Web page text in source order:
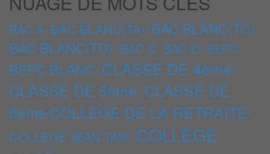
BAC A- BAC BLANC(TA)- BAC BLANC(TC)-
BAC BLANC(TD)- BAC C- BAC D- BEPC-
BEPC BLANC-CLASSE DE 4ème-
CLASSE DE 5ème-CLASSE DE
6èmeCOLLEGE DE LA RETRAITE-
COLLEGE JEAN TABI- COLLEGE